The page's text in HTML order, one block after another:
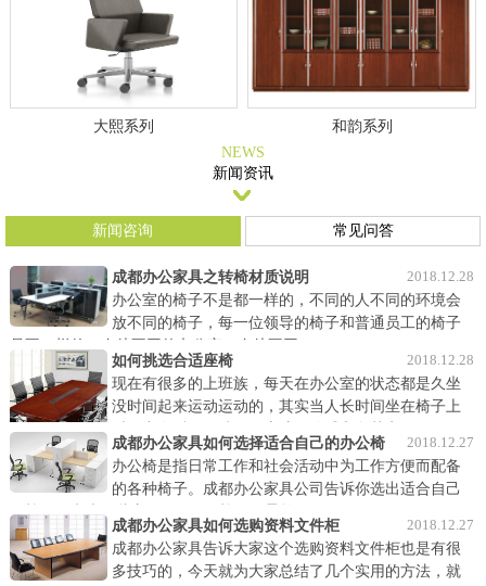
大熙系列
和韵系列
NEWS
新闻资讯
新闻咨询 常见问答
成都办公家具之转椅材质说明
2018.12.28
办公室的椅子不是都一样的，不同的人不同的环境会
放不同的椅子，每一位领导的椅子和普通员工的椅子
是不一样的，身处不同的办公室，身处不同……
如何挑选合适座椅
2018.12.28
现在有很多的上班族，每天在办公室的状态都是久坐
没时间起来运动运动的，其实当人长时间坐在椅子上
成都办公家具如何选择适合自己的办公椅
2018.12.27
办公椅是指日常工作和社会活动中为工作方便而配备
的各种椅子。成都办公家具公司告诉你选出适合自己
的椅子要考虑哪些方面呢？ 1、椅子的柔软……
成都办公家具如何选购资料文件柜
2018.12.27
成都办公家具告诉大家这个选购资料文件柜也是有很
多技巧的，今天就为大家总结了几个实用的方法，就